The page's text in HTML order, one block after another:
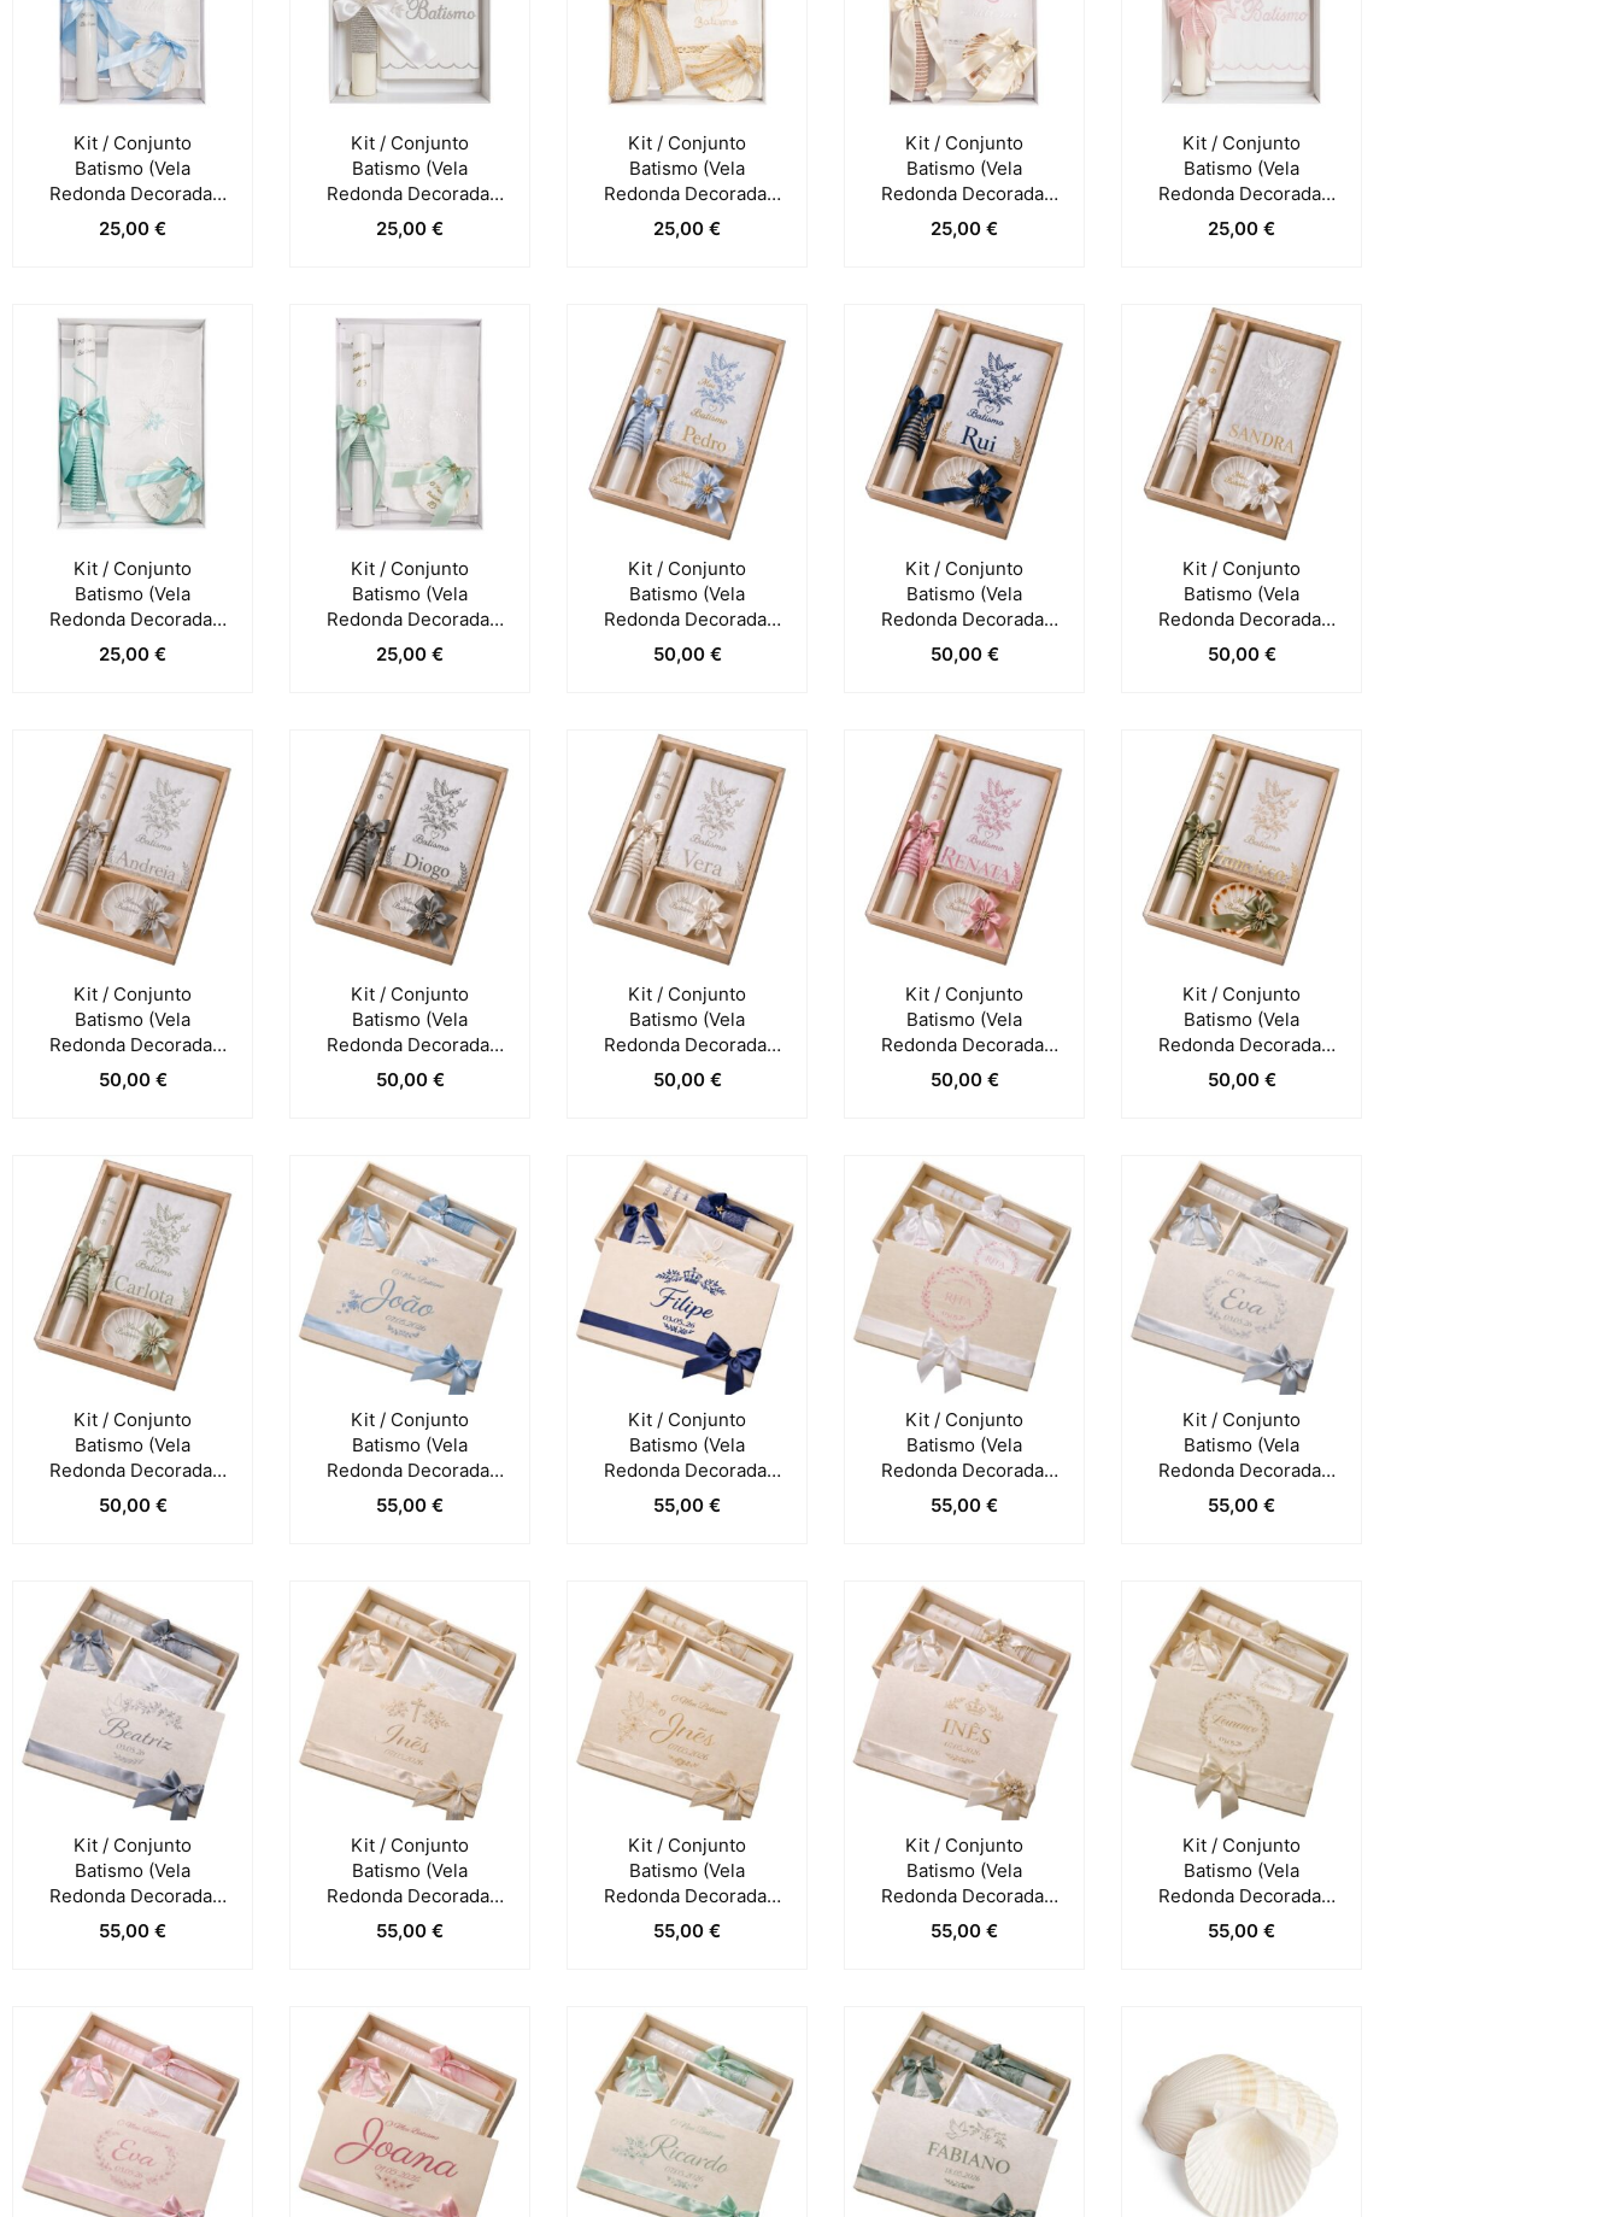
Kit / Conjunto
Batismo (Vela
Redonda Decorada,
Toalha E Concha) –
Azul Claro
25,00 €
Kit / Conjunto
Batismo (Vela
Redonda Decorada,
Toalha E Concha) –
Cinza
25,00 €
Kit / Conjunto
Batismo (Vela
Redonda Decorada,
Toalha E Concha) –
Natural
25,00 €
Kit / Conjunto
Batismo (Vela
Redonda Decorada,
Toalha E Concha) –
Pérola
25,00 €
Kit / Conjunto
Batismo (Vela
Redonda Decorada,
Toalha E Concha) –
Rosa
25,00 €
Kit / Conjunto
Batismo (Vela
Redonda Decorada,
Toalha E Concha) –
Turquesa
25,00 €
Kit / Conjunto
Batismo (Vela
Redonda Decorada,
Toalha E Concha) –
Verde
25,00 €
Kit / Conjunto
Batismo (Vela
Redonda Decorada,
Toalha E Concha) –
Azul Claro
50,00 €
Kit / Conjunto
Batismo (Vela
Redonda Decorada,
Toalha E Concha) –
Azul Marinho
50,00 €
Kit / Conjunto
Batismo (Vela
Redonda Decorada,
Toalha E Concha) –
Branco
50,00 €
Kit / Conjunto
Batismo (Vela
Redonda Decorada,
Toalha E Concha) –
Cinza Claro
50,00 €
Kit / Conjunto
Batismo (Vela
Redonda Decorada,
Toalha E Concha) –
Cinza Escuro
50,00 €
Kit / Conjunto
Batismo (Vela
Redonda Decorada,
Toalha E Concha) –
Pérola
50,00 €
Kit / Conjunto
Batismo (Vela
Redonda Decorada,
Toalha E Concha) –
Rosa
50,00 €
Kit / Conjunto
Batismo (Vela
Redonda Decorada,
Toalha E Concha) –
Verde Pastel
50,00 €
Kit / Conjunto
Batismo (Vela
Redonda Decorada,
Toalha E Concha) –
Verde Sálvia
50,00 €
Kit / Conjunto
Batismo (Vela
Redonda Decorada,
Toalha E Concha) –
Azul Claro
55,00 €
Kit / Conjunto
Batismo (Vela
Redonda Decorada,
Toalha E Concha) –
Azul Marinho
55,00 €
Kit / Conjunto
Batismo (Vela
Redonda Decorada,
Toalha E Concha) –
Branco
55,00 €
Kit / Conjunto
Batismo (Vela
Redonda Decorada,
Toalha E Concha) –
Cinza Claro
55,00 €
Kit / Conjunto
Batismo (Vela
Redonda Decorada,
Toalha E Concha) –
Cinza Escuro
55,00 €
Kit / Conjunto
Batismo (Vela
Redonda Decorada,
Toalha E Concha) –
Natural
55,00 €
Kit / Conjunto
Batismo (Vela
Redonda Decorada,
Toalha E Concha) –
Natural
55,00 €
Kit / Conjunto
Batismo (Vela
Redonda Decorada,
Toalha E Concha) –
Pérola
55,00 €
Kit / Conjunto
Batismo (Vela
Redonda Decorada,
Toalha E Concha) –
Pérola
55,00 €